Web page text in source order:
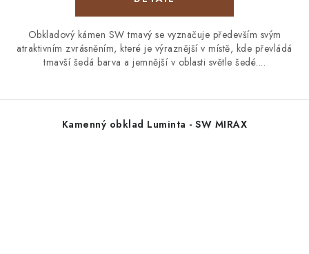
Obkladový kámen SW tmavý se vyznačuje především svým
atraktivním zvrásněním, které je výraznější v místě, kde převládá
tmavší šedá barva a jemnější v oblasti světle šedé....
Kamenný obklad Luminta - SW MIRAX